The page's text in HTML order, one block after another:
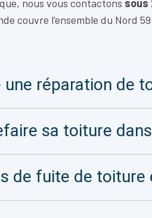
nous vous contactons sous
couvre l'ensemble du Nord
réparation de
sa toiture
de fuite de toiture